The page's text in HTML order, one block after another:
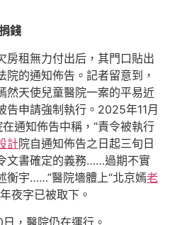
錢
房租無力付出后，其門口貼出
院的通知佈告。記者留意到，
然天使兒童醫院一案的平易近
告申請強制執行。2025年11月
通知佈告中稱，“責令被執行
計院自通知佈告之日起三旬日
文書確定的義務……過期不實
衡宇……”醫院墻體上“北京嫣老
夜字已被取下。